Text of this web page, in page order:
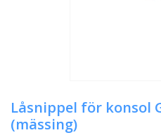
Låsnippel för konsol
(mässing)